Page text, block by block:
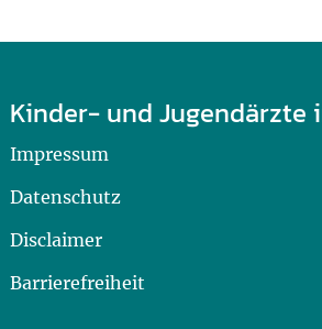
Kinder- und Jugendärzte
Impressum
Datenschutz
Disclaimer
Barrierefreiheit